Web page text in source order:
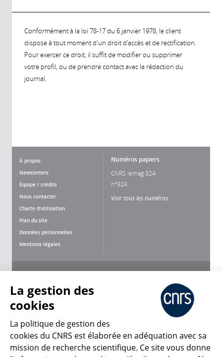
Conformément à la loi 78-17 du 6 janvier 1978, le client
dispose à tout moment d'un droit d'accès et de rectification.
Pour exercer ce droit, il suffit de modifier ou supprimer
votre profil, ou de prendre contact avec la rédaction du
journal.
À propos
Newsletters
Équipe / crédits
Nous contacter
Charte d'utilisation
Plan du site
Données personnelles
Mentions légales
Numéros papiers
CNRS lemag 324
n°324
Voir tous les numéros
CNRS Le Mag
La gestion des
cookies
La politique de gestion des
cookies du CNRS est élaborée en adéquation avec sa
mission de recherche scientifique. Ce site vous donne